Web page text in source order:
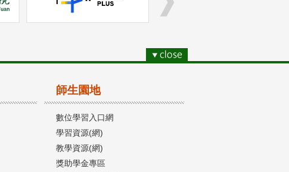
師生園地
數位學習入口網
學習資源(網)
教學資源(網)
獎助學金專區